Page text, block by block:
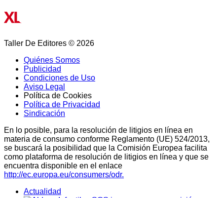
Taller De Editores © 2026
Quiénes Somos
Publicidad
Condiciones de Uso
Aviso Legal
Política de Cookies
Política de Privacidad
Sindicación
En lo posible, para la resolución de litigios en línea en
materia de consumo conforme Reglamento (UE) 524/2013,
se buscará la posibilidad que la Comisión Europea facilita
como plataforma de resolución de litigios en línea y que se
encuentra disponible en el enlace
http://ec.europa.eu/consumers/odr.
Actualidad